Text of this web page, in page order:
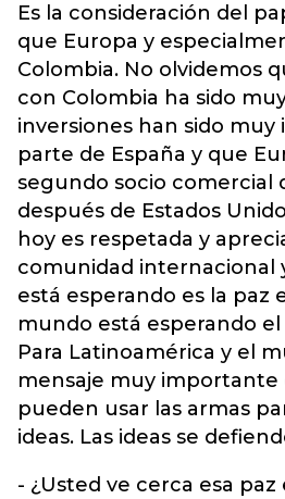
Es la consideración del
que Europa y
Colombia. No olvidemos
con Colombia ha sido
inversiones han sido
parte de España y que
segundo socio comercial
después de Estados
hoy es respetada y
comunidad internacional
está esperando es la paz
mundo está esperando el
Para Latinoamérica y el
mensaje muy importante
pueden usar las armas
ideas. Las ideas se
- ¿Usted ve cerca esa paz